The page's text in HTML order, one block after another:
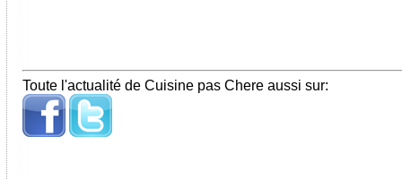
Toute l'actualité de Cuisine pas Chere aussi sur: